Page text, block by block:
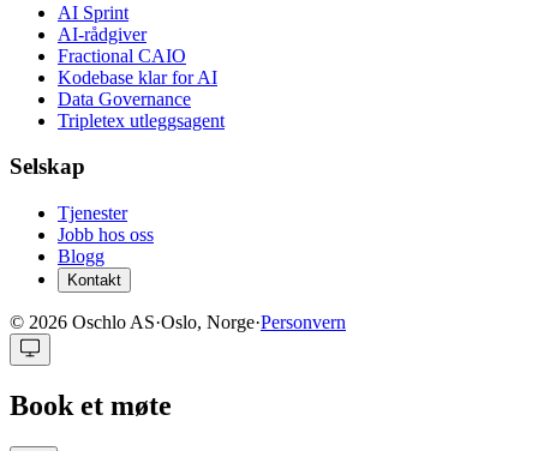
AI Sprint
AI-rådgiver
Fractional CAIO
Kodebase klar for AI
Data Governance
Tripletex utleggsagent
Selskap
Tjenester
Jobb hos oss
Blogg
Kontakt
© 2026 Oschlo AS·Oslo, Norge·Personvern
Book et møte